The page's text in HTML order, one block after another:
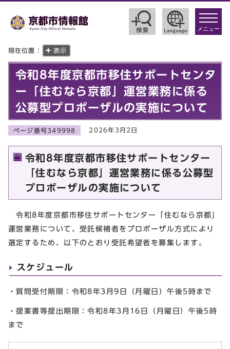
toggle
メニュー
現在位置： 表示
令和8年度京都市移住サポートセンタ
ー「住むなら京都」運営業務に係る
公募型プロポーザルの実施について
ページ番号349998 2026年3月2日
令和8年度京都市移住サポートセンター
「住むなら京都」運営業務に係る公募型
プロポーザルの実施について
令和8年度京都市移住サポートセンター「住むなら京都」
運営業務について、受託候補者をプロポーザル⽅式により
選定するため、以下のとおり受託希望者を募集します。
スケジュール
・質問受付期限：令和8年3⽉9⽇（月曜⽇）午後5時まで
・提案書等提出期限：令和8年3⽉16⽇（月曜⽇）午後5時
まで